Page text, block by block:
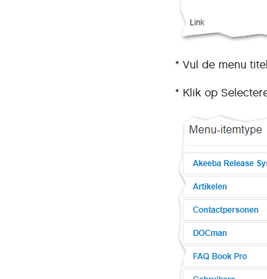
* Vul de menu
* Klik op